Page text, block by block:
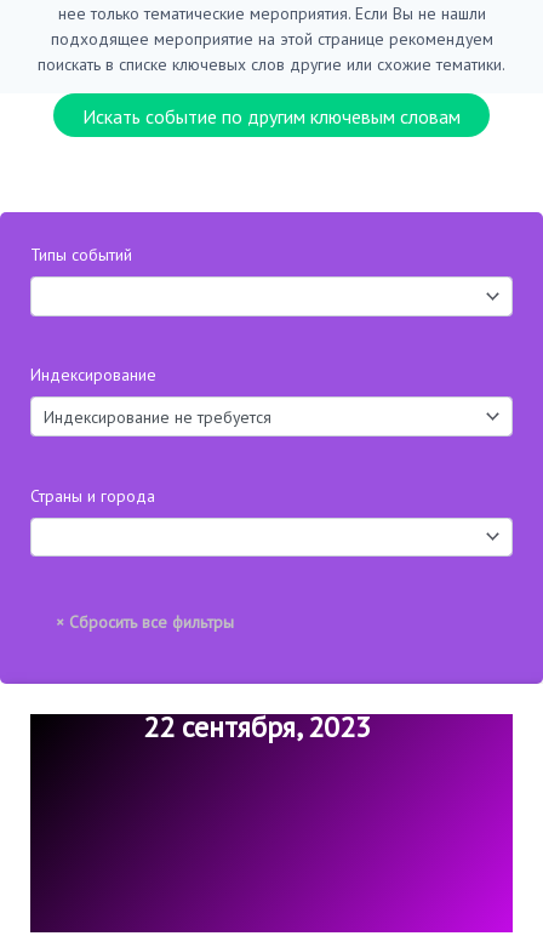
нее только тематические мероприятия. Если Вы не нашли
подходящее мероприятие на этой странице рекомендуем
поискать в списке ключевых слов другие или схожие тематики.
Искать событие по другим ключевым словам
Типы событий
Индексирование
Страны и города
22 сентября, 2023